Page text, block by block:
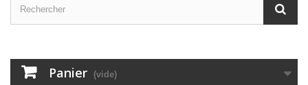
Panier (vide)